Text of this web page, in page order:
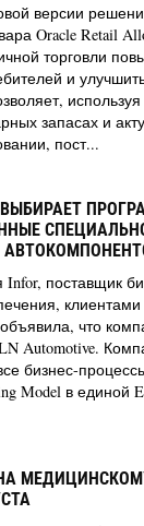
версии
Oracle Retail
торговли
и
запасах и
пост...
ВЫБИРАЕТ
Infor, поставщик
что
Automotive.
бизнес-
Model в единой